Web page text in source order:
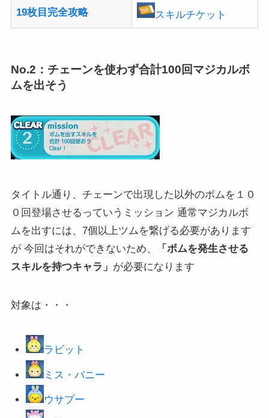
19枚目完全攻略 スキルチケット
No.2：チェーンを使わず合計100回マジカルボ
ムを出そう
タイトル通り、チェーンで出現した以外のボムを１０
０回登場させるっていうミッション 通常マジカルボ
ムを出すには、7個以上ツムを繋げる必要があります
が 今回はそれができないため、
「ボムを発生させる
スキルを持つキャラ」 が必要になります
対象は・・・
ラビット
ミス・バニー
ウサプー